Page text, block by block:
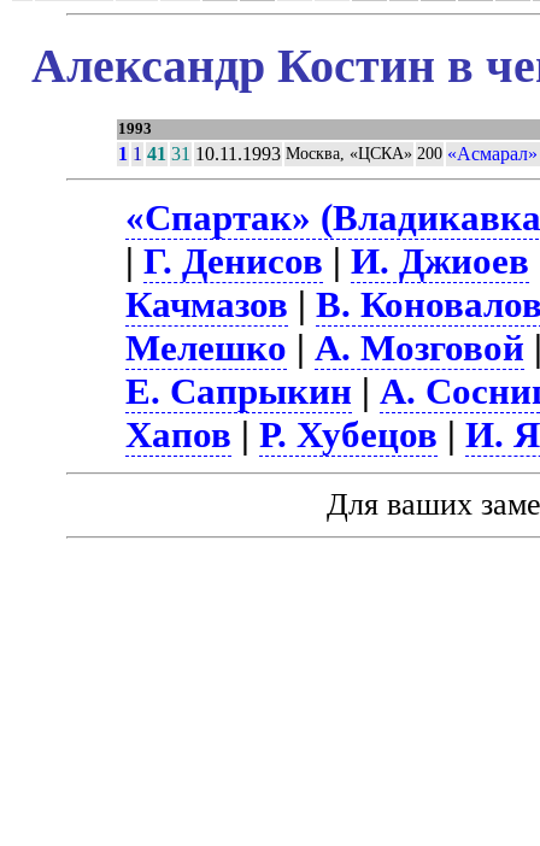
Александр Костин в
1993
1 1 41 31 10.11.1993 Москва, «ЦСКА» 200
«Спартак»
|Г. Денисов |И. Джиоев
Качмазов |В.
Мелешко |А. Мозговой
Е. Сапрыкин |А.
Хапов |Р. Хубецов |И.
Для ваших